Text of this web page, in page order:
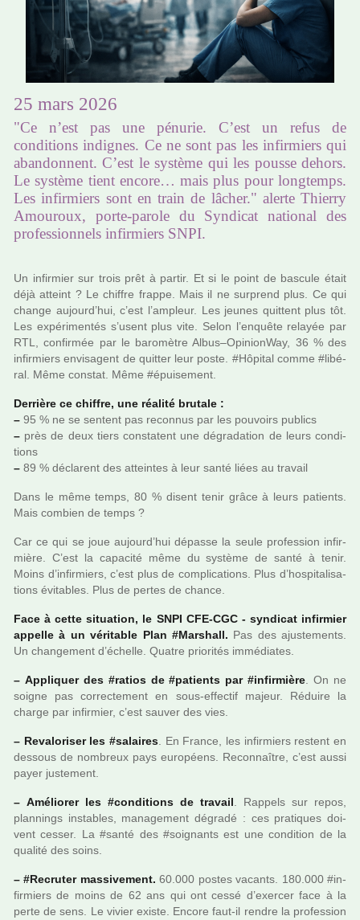
25 mars 2026
"Ce n’est pas une pénurie. C’est un refus de
conditions indignes. Ce ne sont pas les infirmiers qui
abandonnent. C’est le système qui les pousse dehors.
Le système tient encore… mais plus pour longtemps.
Les infirmiers sont en train de lâcher." alerte Thierry
Amouroux, porte-parole du Syndicat national des
professionnels infirmiers SNPI.
Un infir­mier sur trois prêt à partir. Et si le point de bas­cule était
déjà atteint ? Le chif­fre frappe. Mais il ne sur­prend plus. Ce qui
change aujourd’hui, c’est l’ampleur. Les jeunes quit­tent plus tôt.
Les expé­ri­men­tés s’usent plus vite. Selon l’enquête relayée par
RTL, confir­mée par le baro­mè­tre Albus–OpinionWay, 36 % des
infir­miers envi­sa­gent de quit­ter leur poste. #Hô­pi­tal comme #li­bé­
ral. Même cons­tat. Même #épui­se­ment.
Derrière ce chif­fre, une réa­lité bru­tale :
– 95 % ne se sen­tent pas reconnus par les pou­voirs publics
– près de deux tiers cons­ta­tent une dégra­da­tion de leurs condi­
tions
– 89 % décla­rent des attein­tes à leur santé liées au tra­vail
Dans le même temps, 80 % disent tenir grâce à leurs patients.
Mais com­bien de temps ?
Car ce qui se joue aujourd’hui dépasse la seule pro­fes­sion infir­
mière. C’est la capa­cité même du sys­tème de santé à tenir.
Moins d’infir­miers, c’est plus de com­pli­ca­tions. Plus d’hos­pi­ta­li­sa­
tions évitables. Plus de pertes de chance.
Face à cette situa­tion, le SNPI CFE-CGC - syn­di­cat infir­mier
appelle à un véri­ta­ble Plan #Mar­shall. Pas des ajus­te­ments.
Un chan­ge­ment d’échelle. Quatre prio­ri­tés immé­dia­tes.
– Appliquer des #ra­tios de #pa­tients par #in­fir­mière . On ne
soigne pas cor­rec­te­ment en sous-effec­tif majeur. Réduire la
charge par infir­mier, c’est sauver des vies.
– Revaloriser les #sa­lai­res . En France, les infir­miers res­tent en
des­sous de nom­breux pays euro­péens. Reconnaître, c’est aussi
payer jus­te­ment.
– Améliorer les #condi­tions de tra­vail . Rappels sur repos,
plan­nings ins­ta­bles, mana­ge­ment dégradé : ces pra­ti­ques doi­
vent cesser. La #santé des #soi­gnants est une condi­tion de la
qua­lité des soins.
– #Re­cru­ter mas­si­ve­ment. 60.000 postes vacants. 180.000 #in­
fir­miers de moins de 62 ans qui ont cessé d’exer­cer face à la
perte de sens. Le vivier existe. Encore faut-il rendre la pro­fes­sion